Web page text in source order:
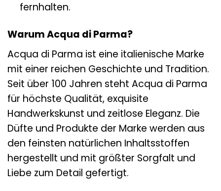
fernhalten.
Warum Acqua di Parma?
Acqua di Parma ist eine italienische Marke
mit einer reichen Geschichte und Tradition.
Seit über 100 Jahren steht Acqua di Parma
für höchste Qualität, exquisite
Handwerkskunst und zeitlose Eleganz. Die
Düfte und Produkte der Marke werden aus
den feinsten natürlichen Inhaltsstoffen
hergestellt und mit größter Sorgfalt und
Liebe zum Detail gefertigt.